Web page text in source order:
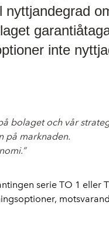
inte
bolaget och vår
på marknaden.
serie TO 1 eller